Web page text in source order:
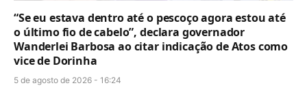
“Se eu estava dentro até o pescoço agora estou até
o último fio de cabelo”, declara governador
Wanderlei Barbosa ao citar indicação de Atos como
vice de Dorinha
5 de agosto de 2026 - 16:24